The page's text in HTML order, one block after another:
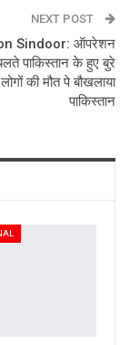
NEXT POST
Sindoor: ऑपरेशन
पाकिस्तान के हुए बुरे
की मौत पे बौखलाया
पाकिस्तान